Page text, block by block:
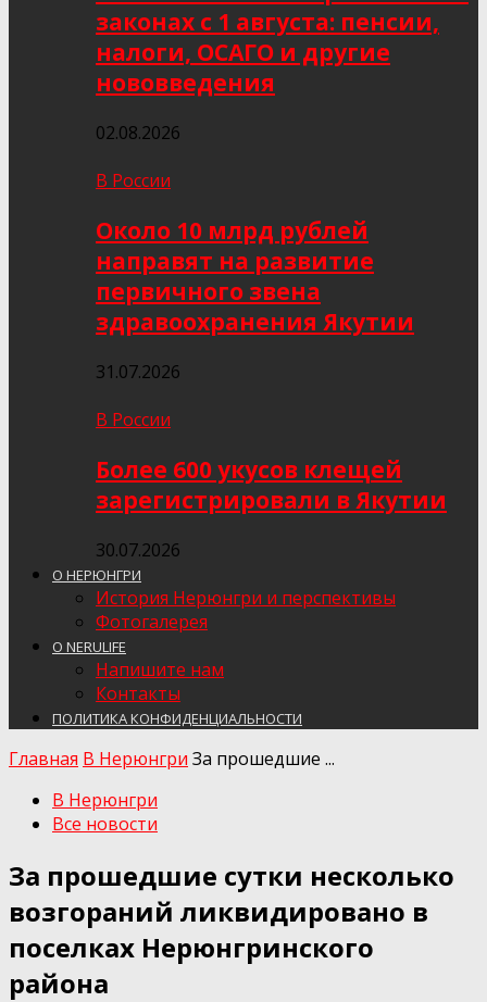
законах с 1 августа: пенсии,
налоги, ОСАГО и другие
нововведения
02.08.2026
В России
Около 10 млрд рублей
направят на развитие
первичного звена
здравоохранения Якутии
31.07.2026
В России
Более 600 укусов клещей
зарегистрировали в Якутии
30.07.2026
О НЕРЮНГРИ
История Нерюнгри и перспективы
Фотогалерея
О NERULIFE
Напишите нам
Контакты
ПОЛИТИКА КОНФИДЕНЦИАЛЬНОСТИ
Главная В Нерюнгри За прошедшие ...
В Нерюнгри
Все новости
За прошедшие сутки несколько
возгораний ликвидировано в
поселках Нерюнгринского
района